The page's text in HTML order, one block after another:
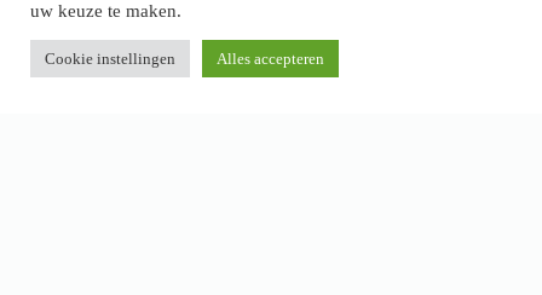
uw keuze te maken.
Cookie instellingen Alles accepteren